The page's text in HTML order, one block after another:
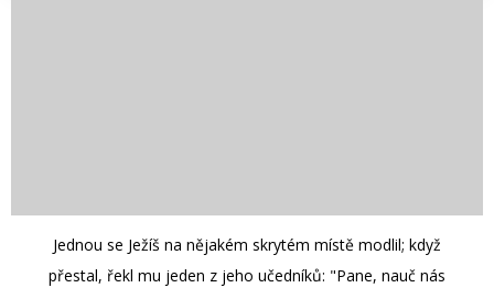
Jednou se Ježíš na nějakém skrytém místě modlil; když
přestal, řekl mu jeden z jeho učedníků: "Pane, nauč nás